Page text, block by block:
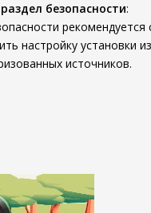
безопасности:
рекомендуется
настройку установки из
источников.